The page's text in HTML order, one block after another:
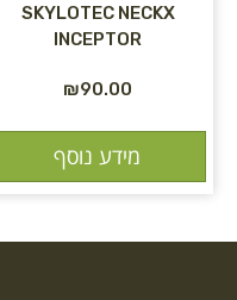
SKYLOTEC NECKX
INCEPTOR
₪90.00
מידע נוסף